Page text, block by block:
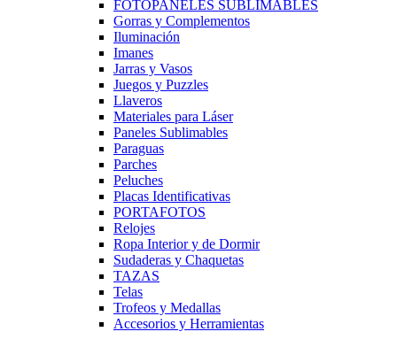
FOTOPANELES SUBLIMABLES
Gorras y Complementos
Iluminación
Imanes
Jarras y Vasos
Juegos y Puzzles
Llaveros
Materiales para Láser
Paneles Sublimables
Paraguas
Parches
Peluches
Placas Identificativas
PORTAFOTOS
Relojes
Ropa Interior y de Dormir
Sudaderas y Chaquetas
TAZAS
Telas
Trofeos y Medallas
Accesorios y Herramientas